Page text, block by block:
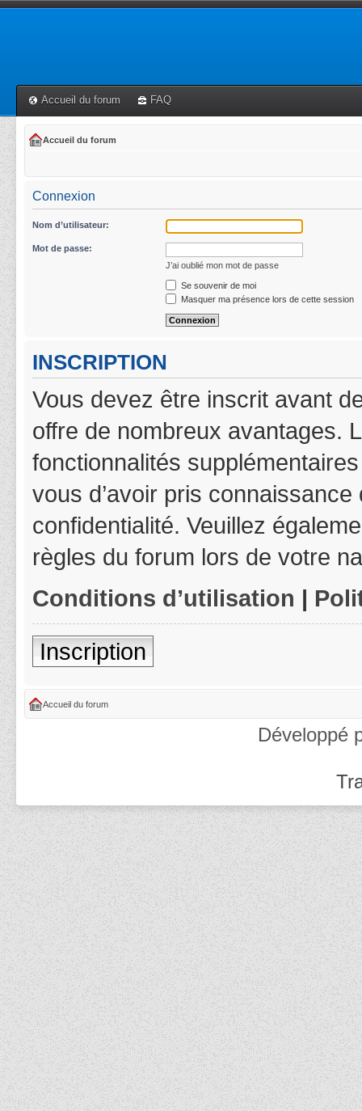
Accueil du forum FAQ
Accueil du forum
Connexion
Nom d’utilisateur:
Mot de passe:
J’ai oublié mon mot de passe
Se souvenir de moi
Masquer ma présence lors de cette session
INSCRIPTION
Vous devez être inscrit avant
offre de nombreux avantages.
fonctionnalités
vous d’avoir pris
confidentialité. Veuillez
règles du forum lors de votre
Conditions d’utilisation |
Inscription
Accueil du forum
Développé